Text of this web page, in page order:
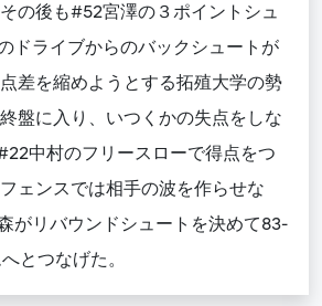
の後も#52宮澤の３ポイントシュ
ドライブからのバックシュートが
差を縮めようとする拓殖大学の勢
盤に入り、いつくかの失点をしな
中村のフリースローで得点をつ
ェンスでは相手の波を作らせな
がリバウンドシュートを決めて83-
とつなげた。